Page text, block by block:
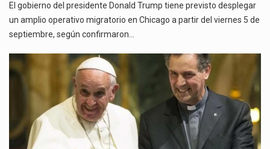
El gobierno del presidente Donald Trump tiene previsto desplegar
un amplio operativo migratorio en Chicago a partir del viernes 5 de
septiembre, según confirmaron…